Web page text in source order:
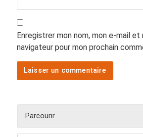
Enregistrer mon nom, mon e-mail
navigateur pour mon prochain
Parcourir